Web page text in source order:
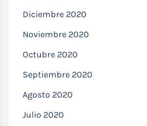
Diciembre 2020
Noviembre 2020
Octubre 2020
Septiembre 2020
Agosto 2020
Julio 2020